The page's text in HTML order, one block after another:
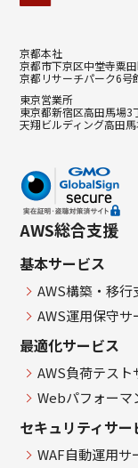
京都本社
京都市下京区中堂寺粟
京都リサーチパーク6
東京営業所
東京都新宿区高田馬場3
天翔ビルディング高田
AWS総合支援
基本サービス
AWS構築・移行
AWS運用保守サ
最適化サービス
AWS負荷テスト
Webパフォーマ
セキュリティサー
WAF自動運用サ